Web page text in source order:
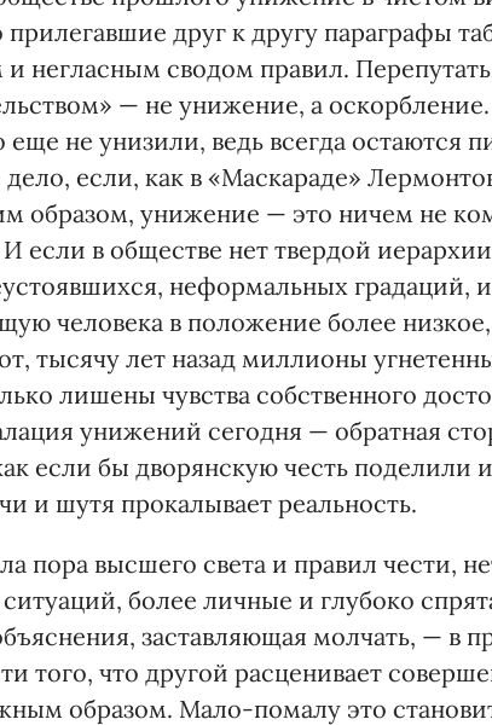
прилегавшие друг к другу параграфы
негласным сводом правил. Перепутать
— не унижение, а
еще не унизили, ведь всегда остаются
если, как в «Маскараде»
образом, унижение — это ничем не
если в обществе нет твердой
неформальных градаций,
человека в положение более
тысячу лет назад миллионы
лишены чувства собственного
унижений сегодня — обратная
если бы дворянскую честь поделили
и шутя прокалывает реальность.
пора высшего света и правил чести,
ситуаций, более личные и глубоко
заставляющая молчать, — в
того, что другой расценивает
образом. Мало-помалу это